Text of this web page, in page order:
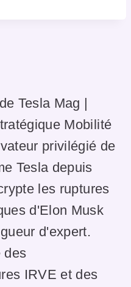
Tesla Mag |
Mobilité
privilégié de
Tesla depuis
les ruptures
d'Elon Musk
d'expert.
des
IRVE et des